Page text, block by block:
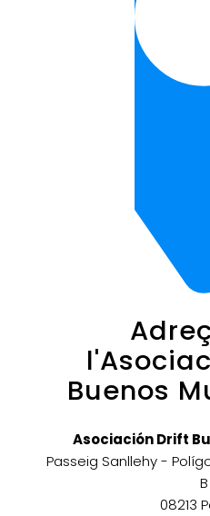
Buenos
Asociación Drift
Passeig Sanllehy -
B
08213